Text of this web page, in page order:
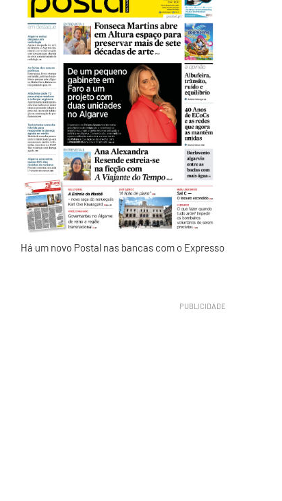
Há um novo Postal nas bancas com o Expresso